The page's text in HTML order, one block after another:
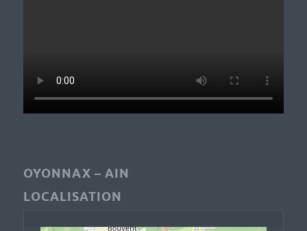
OYONNAX – AIN
LOCALISATION